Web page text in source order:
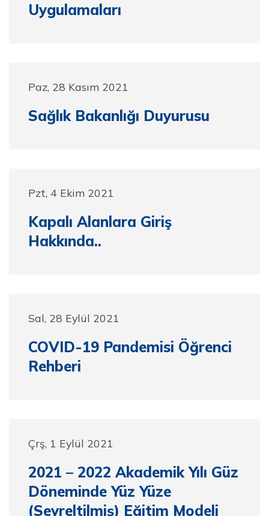
Uygulamaları
Paz, 28 Kasım 2021
Sağlık Bakanlığı Duyurusu
Pzt, 4 Ekim 2021
Kapalı Alanlara Giriş
Hakkında..
Sal, 28 Eylül 2021
COVID-19 Pandemisi Öğrenci
Rehberi
Çrş, 1 Eylül 2021
2021 – 2022 Akademik Yılı Güz
Döneminde Yüz Yüze
(Seyreltilmiş) Eğitim Modeli